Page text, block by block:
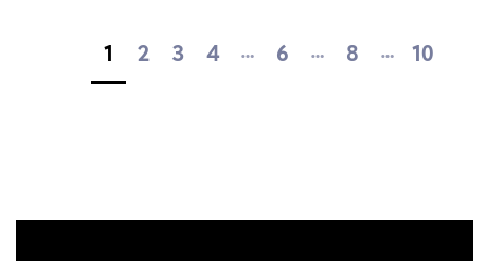
1 2 3 4 … 6 … 8 … 10